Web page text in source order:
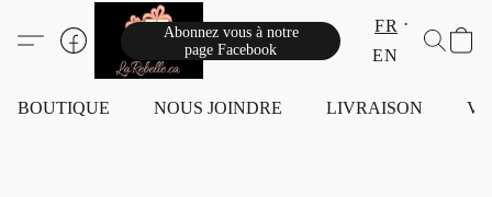
Abonnez vous à notre
page Facebook
FR
EN
BOUTIQUE NOUS JOINDRE LIVRAISON